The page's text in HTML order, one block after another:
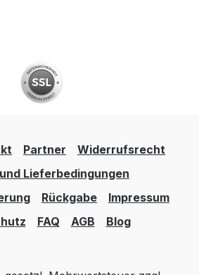
Partner
Widerrufsrecht
Lieferbedingungen
Rückgabe
Impressum
FAQ AGB Blog